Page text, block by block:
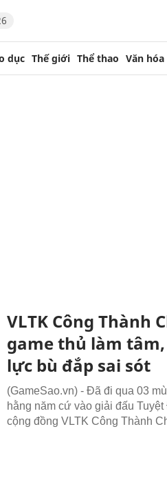
dục Thế giới Thể thao Văn
VLTK Công Thành
game thủ làm tâm,
lực bù đắp sai sót
(GameSao.vn) - Đã đi qua 03
hằng năm cứ vào giải đấu
cộng đồng VLTK Công Thành